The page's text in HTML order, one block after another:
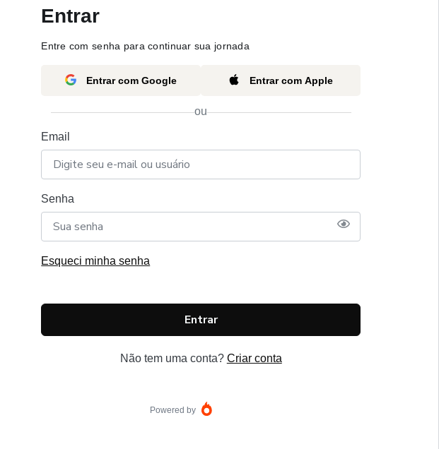
Entrar
Entre com senha para continuar sua jornada
Entrar com Google Entrar com Apple
ou
Email
Senha
Esqueci minha senha
Entrar
Não tem uma conta? Criar conta
Powered by